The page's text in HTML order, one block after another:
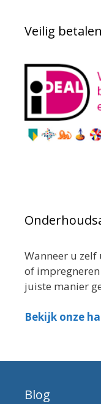
Veilig
Wanneer u
of
juiste manier
Bekijk onze
Blog